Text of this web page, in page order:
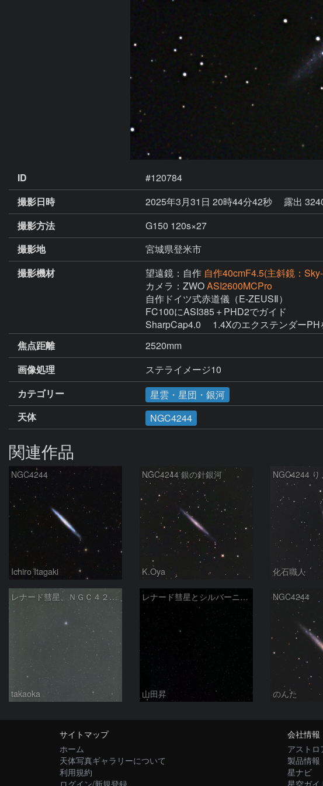
ID
#120784
撮影日時
2025年3月31日 20時44分42秒
露出
撮影方法
G150 120s×27
撮影地
宮城県登米市
撮影機材
望遠鏡：自作 自作40cmF4.5(主斜鏡：
カメラ：ZWOASI2600MCPro
自作ドイツ式赤道儀（E-ZEUSⅡ）
FC100にASI385＋PHD2でガイド
SharpCap4.0 　1.4Xのエクステンダー
焦点距離
2520mm
画像処理
ステライメージ10
カテゴリー
星雲・星団・銀河
天体
NGC4244
関連作品
NGC4244
Ichiro Itagaki
NGC4244 銀の針銀河
K.Oya
NGC4244 り
化石職人
レナード彗星、ＮＧＣ４２４４、ＮＧＣ４２１４
takaoka
レナード彗星とシルバーニードル銀河
山田昇
NGC4244
のんた
サイトマップ
ホーム
天体写真ギャラリーについて
利用規約
会社情報
アストロ
製品情報
星ナビ